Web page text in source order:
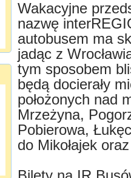
Wakacyjne
nazwę
autobusem ma
jadąc z
tym sposobem
będą docierały
położonych nad
Mrzeżyna,
Pobierowa,
do Mikołajek